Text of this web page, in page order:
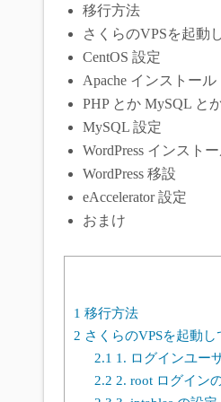
移行方法
さくらのVPSを起動
CentOS 設定
Apache インストール
PHP とか MySQL と
MySQL 設定
WordPress インスト
WordPress 移設
eAccelerator 設定
おまけ
1 移行方法
2 さくらのVPSを起動
2.1 1. ログインユー
2.2 2. root ログイン